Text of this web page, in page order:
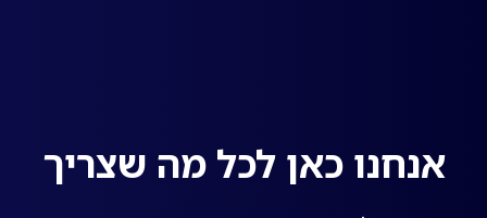
אנחנו כאן לכל מה שצריך